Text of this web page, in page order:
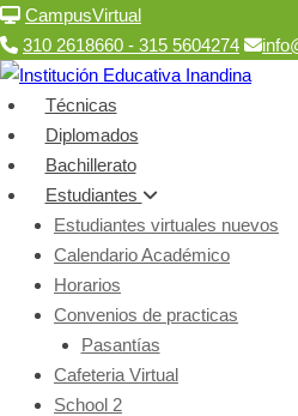
InicioCampusVirtual
310 2618660 - 315 5604274
Técnicas
Diplomados
Bachillerato
Estudiantes
Estudiantes virtuales nuevos
Calendario Académico
Horarios
Convenios de practicas
Pasantías
Cafeteria Virtual
School 2